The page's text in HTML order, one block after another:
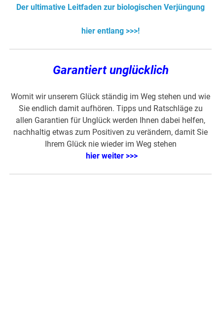
Der ultimative Leitfaden zur biologischen Verjüngung
hier entlang >>>!
Garantiert unglücklich
Womit wir unserem Glück ständig im Weg stehen und wie
Sie endlich damit aufhören. Tipps und Ratschläge zu
allen Garantien für Unglück werden Ihnen dabei helfen,
nachhaltig etwas zum Positiven zu verändern, damit Sie
Ihrem Glück nie wieder im Weg stehen
hier weiter >>>